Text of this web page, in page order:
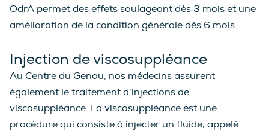
OdrA permet des effets soulageant dès 3 mois et une
amélioration de la condition générale dès 6 mois.
Injection de viscosuppléance
Au Centre du Genou, nos médecins assurent
également le traitement d’injections de
viscosuppléance. La viscosuppléance est une
procédure qui consiste à injecter un fluide, appelé